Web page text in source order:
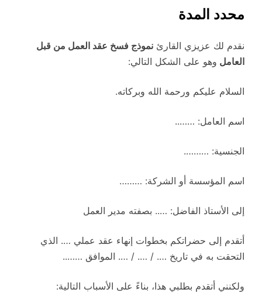
محدد المدة
نقدم لك عزيزي القارئ نموذج فسخ عقد العمل من قبل
العامل وهو على الشكل التالي:
السلام عليكم ورحمة الله وبركاته.
اسم العامل: ……..
الجنسية: ……….
اسم المؤسسة أو الشركة: ………
إلى الأستاذ الفاضل: ….. بصفته مدير العمل
أتقدم إلى حضراتكم بخطوات إنهاء عقد عملي …. الذي
التحقت به في تاريخ …. / …. / …. الموافق ……..
ولكنني أتقدم بطلبي هذا، بناءً على الأسباب التالية: